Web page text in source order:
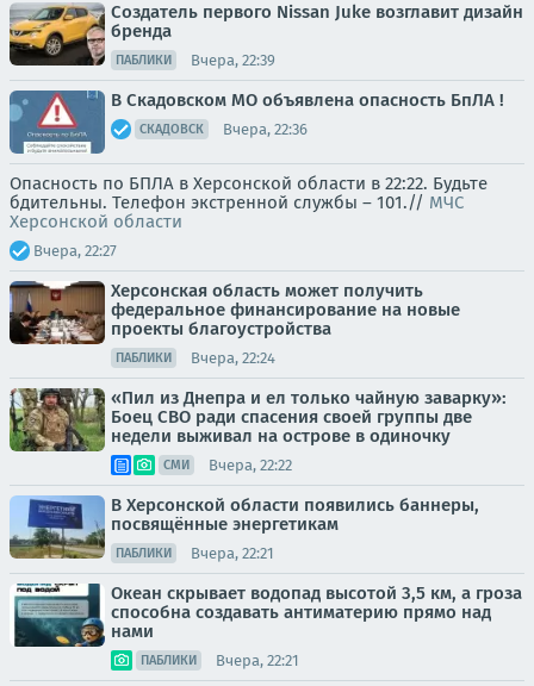
Создатель первого Nissan Juke возглавит дизайн
бренда
ПАБЛИКИ Вчера, 22:39
В Скадовском МО объявлена опасность БпЛА !
СКАДОВСК Вчера, 22:36
Опасность по БПЛА в Херсонской области в 22:22. Будьте
бдительны. Телефон экстренной службы – 101.// МЧС
Херсонской области
Вчера, 22:27
Херсонская область может получить
федеральное финансирование на новые
проекты благоустройства
ПАБЛИКИ Вчера, 22:24
«Пил из Днепра и ел только чайную заварку»:
Боец СВО ради спасения своей группы две
недели выживал на острове в одиночку
СМИ Вчера, 22:22
В Херсонской области появились баннеры,
посвящённые энергетикам
ПАБЛИКИ Вчера, 22:21
Океан скрывает водопад высотой 3,5 км, а гроза
способна создавать антиматерию прямо над
нами
ПАБЛИКИ Вчера, 22:21